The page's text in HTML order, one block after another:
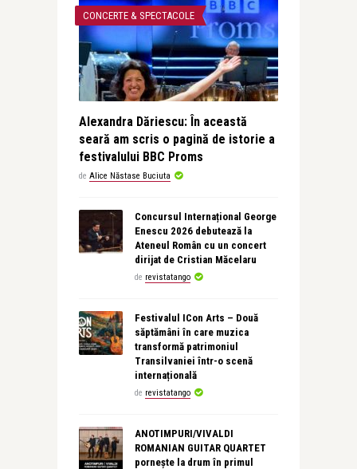
CONCERTE & SPECTACOLE
Alexandra Dăriescu: În această
seară am scris o pagină de istorie a
festivalului BBC Proms
de Alice Năstase Buciuta
Concursul Internațional George
Enescu 2026 debutează la
Ateneul Român cu un concert
dirijat de Cristian Măcelaru
de revistatango
Festivalul ICon Arts – Două
săptămâni în care muzica
transformă patrimoniul
Transilvaniei într-o scenă
internațională
de revistatango
ANOTIMPURI/VIVALDI
ROMANIAN GUITAR QUARTET
pornește la drum în primul